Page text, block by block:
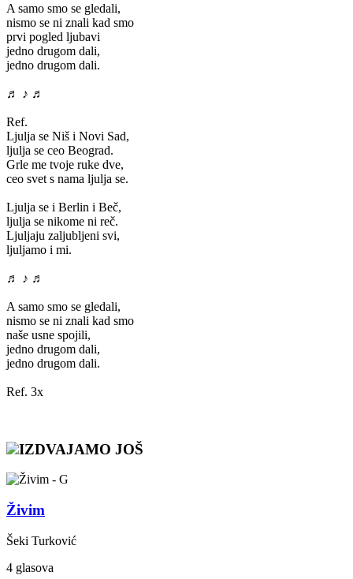
A samo smo se gledali,
nismo se ni znali kad smo
prvi pogled ljubavi
jedno drugom dali,
jedno drugom dali.
♬ ♪ ♬
Ref.
Ljulja se Niš i Novi Sad,
ljulja se ceo Beograd.
Grle me tvoje ruke dve,
ceo svet s nama ljulja se.
Ljulja se i Berlin i Beč,
ljulja se nikome ni reč.
Ljuljaju zaljubljeni svi,
ljuljamo i mi.
♬ ♪ ♬
A samo smo se gledali,
nismo se ni znali kad smo
naše usne spojili,
jedno drugom dali,
jedno drugom dali.
Ref. 3x
IZDVAJAMO JOŠ
Živim
Šeki Turković
4 glasova